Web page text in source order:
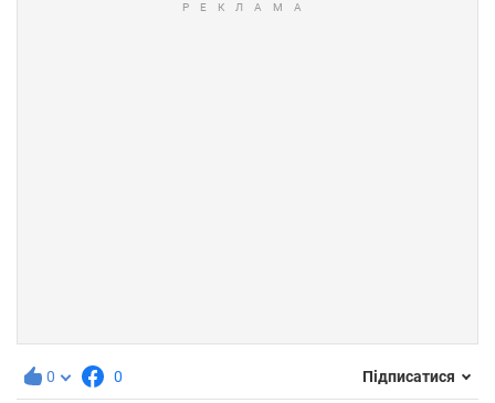
0 0 Підписатися